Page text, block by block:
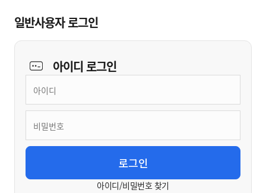
일반사용자 로그인
아이디로그인
아이디/비밀번호 찾기